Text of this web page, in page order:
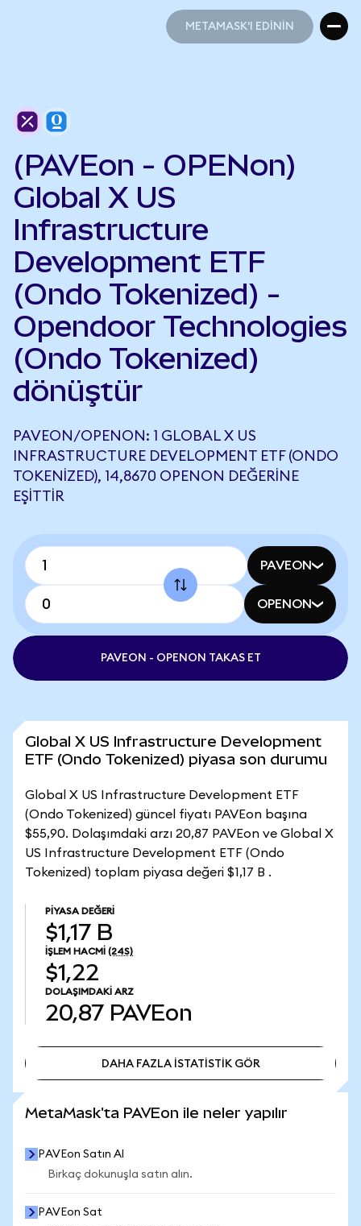
METAMASK'I EDİNİN
(PAVEon - OPENon)
Global X US
Infrastructure
Development ETF
(Ondo Tokenized) -
Opendoor Technologies
(Ondo Tokenized)
dönüştür
PAVEON/OPENON: 1 GLOBAL X US
INFRASTRUCTURE DEVELOPMENT ETF (ONDO
TOKENIZED), 14,8670 OPENON DEĞERINE
EŞITTIR
PAVEON
OPENON
PAVEON - OPENON TAKAS ET
Global X US Infrastructure Development
ETF (Ondo Tokenized) piyasa son durumu
Global X US Infrastructure Development ETF
(Ondo Tokenized) güncel fiyatı PAVEon başına
$55,90. Dolaşımdaki arzı 20,87 PAVEon ve Global X
US Infrastructure Development ETF (Ondo
Tokenized) toplam piyasa değeri $1,17 B .
PIYASA DEĞERI
$1,17 B
İŞLEM HACMI (24S)
$1,22
DOLAŞIMDAKI ARZ
20,87 PAVEon
DAHA FAZLA İSTATİSTİK GÖR
MetaMask'ta PAVEon ile neler yapılır
PAVEon Satın Al
Birkaç dokunuşla satın alın.
PAVEon Sat